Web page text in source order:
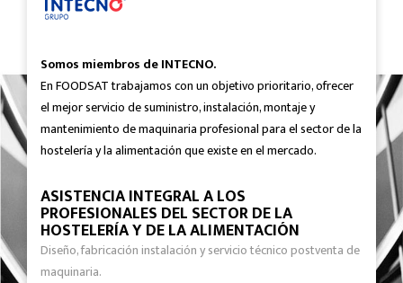
Somos miembros de INTECNO.
En FOODSAT trabajamos con un objetivo prioritario, ofrecer
el mejor servicio de suministro, instalación, montaje y
mantenimiento de maquinaria profesional para el sector de la
hostelería y la alimentación que existe en el mercado.
ASISTENCIA INTEGRAL A LOS
PROFESIONALES DEL SECTOR DE LA
HOSTELERÍA Y DE LA ALIMENTACIÓN
Diseño, fabricación instalación y servicio técnico postventa de
maquinaria.